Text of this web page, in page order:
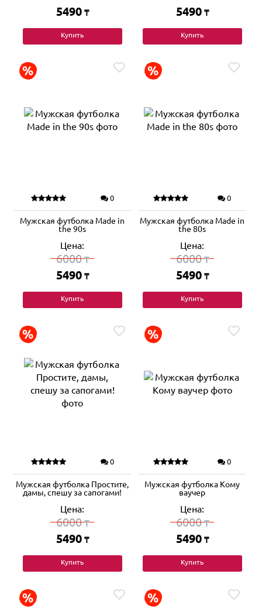
5490 ₸
Купить
5490 ₸
Купить
0
Мужская футболка Made in
the 90s
Цена:
6000₸
5490 ₸
Купить
0
Мужская футболка Made in
the 80s
Цена:
6000₸
5490 ₸
Купить
0
Мужская футболка Простите,
дамы, спешу за сапогами!
Цена:
6000₸
5490 ₸
Купить
0
Мужская футболка Кому
ваучер
Цена:
6000₸
5490 ₸
Купить